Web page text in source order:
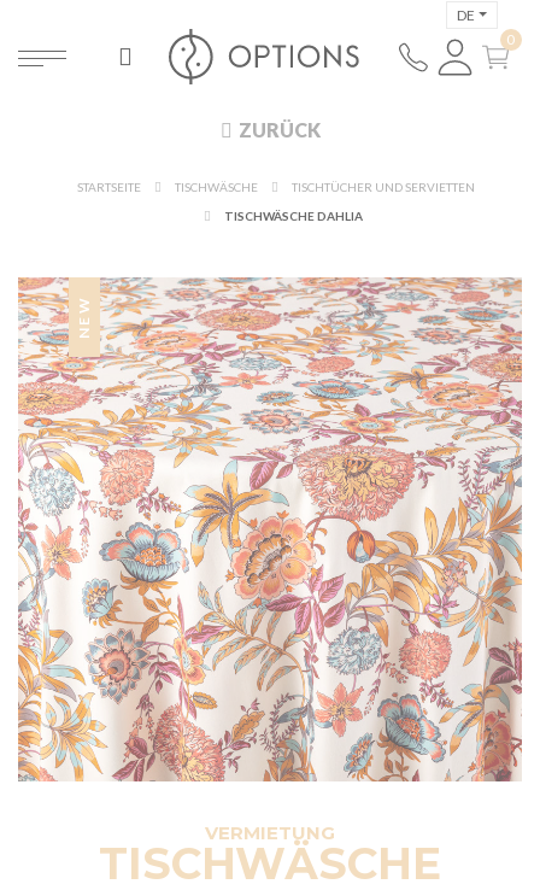
DE
ZURÜCK
STARTSEITE TISCHWÄSCHE
TISCHTÜCHER UND SERVIETTEN
TISCHWÄSCHE DAHLIA
VERMIETUNG
TISCHWÄSCHE
NEW